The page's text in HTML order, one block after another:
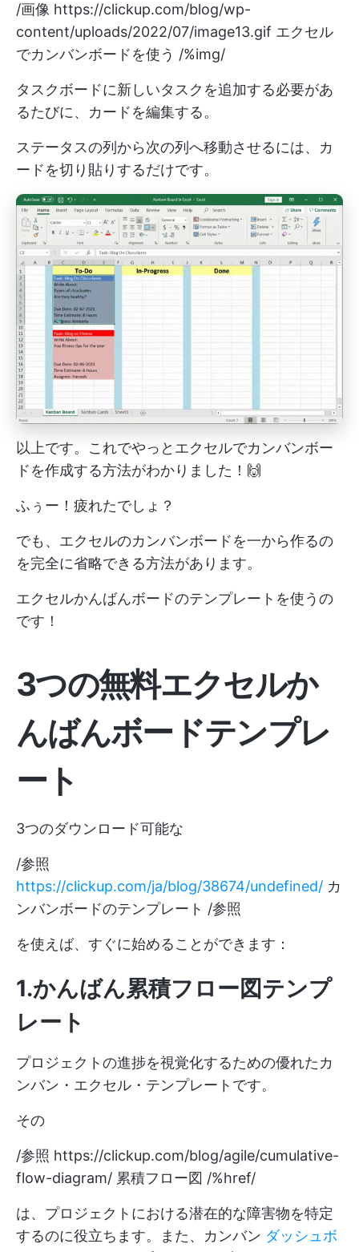
/画像 https://clickup.com/blog/wp-
content/uploads/2022/07/image13.gif エクセル
でカンバンボードを使う /%img/
タスクボードに新しいタスクを追加する必要があ
るたびに、カードを編集する。
ステータスの列から次の列へ移動させるには、カ
ードを切り貼りするだけです。
以上です。これでやっとエクセルでカンバンボー
ドを作成する方法がわかりました！🙌
ふぅー！疲れたでしょ？
でも、エクセルのカンバンボードを一から作るの
を完全に省略できる方法があります。
エクセルかんばんボードのテンプレートを使うの
です！
3つの無料エクセルか
んばんボードテンプレ
ート
3つのダウンロード可能な
/参照
https://clickup.com/ja/blog/38674/undefined/ カ
ンバンボードのテンプレート /参照
を使えば、すぐに始めることができます：
1.かんばん累積フロー図テンプ
レート
プロジェクトの進捗を視覚化するための優れたカ
ンバン・エクセル・テンプレートです。
その
/参照 https://clickup.com/blog/agile/cumulative-
flow-diagram/ 累積フロー図 /%href/
は、プロジェクトにおける潜在的な障害物を特定
するのに役立ちます。また、カンバン ダッシュボ